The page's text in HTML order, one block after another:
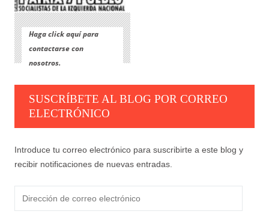
Haga click aquí para
contactarse con
nosotros.
SUSCRÍBETE AL BLOG POR CORREO
ELECTRÓNICO
Introduce tu correo electrónico para suscribirte a este blog y
recibir notificaciones de nuevas entradas.